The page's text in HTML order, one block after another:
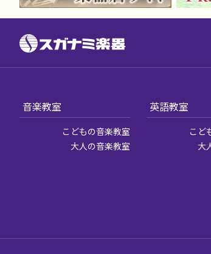
音楽教室
こどもの音楽教室
大人の音楽教室
英語教室
こど
大